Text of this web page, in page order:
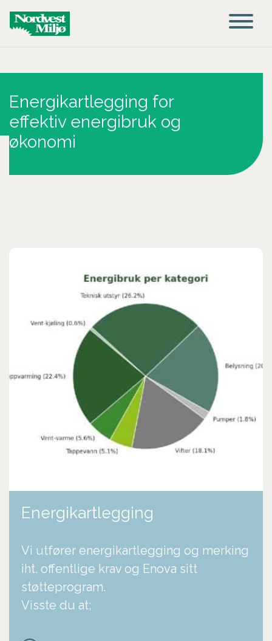
Main Navigation
Energikartlegging for
effektiv energibruk og
økonomi
Energikartlegging
Vi utfører energikartlegging og merking
iht. offentlige krav og Enova sitt
støtteprogram.
Visste du at;